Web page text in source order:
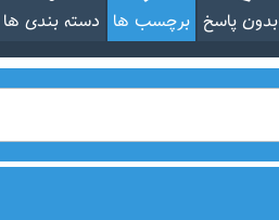
بدون پاسخ برچسب ها دسته بندی ها